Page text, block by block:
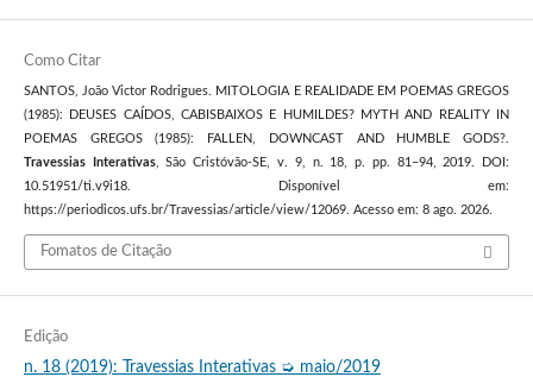
Como Citar
SANTOS, João Victor Rodrigues. MITOLOGIA E REALIDADE EM POEMAS GREGOS
(1985): DEUSES CAÍDOS, CABISBAIXOS E HUMILDES? MYTH AND REALITY IN
POEMAS GREGOS (1985): FALLEN, DOWNCAST AND HUMBLE GODS?.
Travessias Interativas, São Cristóvão-SE, v. 9, n. 18, p. pp. 81–94, 2019. DOI:
10.51951/ti.v9i18. Disponível em:
https://periodicos.ufs.br/Travessias/article/view/12069. Acesso em: 8 ago. 2026.
Fomatos de Citação
Edição
n. 18 (2019): Travessias Interativas ➭ maio/2019